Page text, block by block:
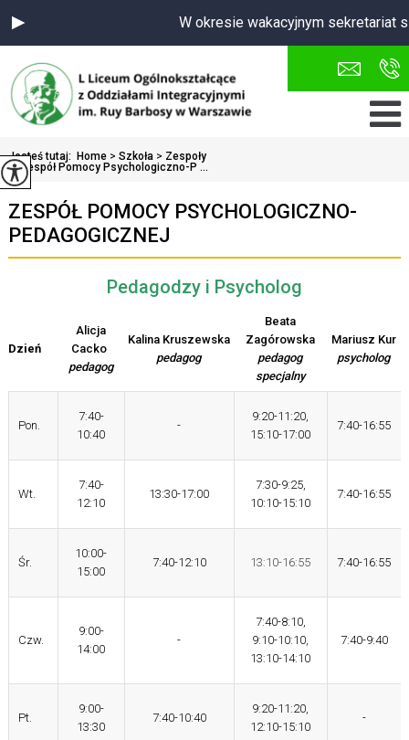
W okresie wakacyjnym sekretariat
Jesteś tutaj: Home > Szkoła > Zespoły
> Zespół Pomocy Psychologiczno-P ...
ZESPÓŁ POMOCY PSYCHOLOGICZNO-
PEDAGOGICZNEJ
Pedagodzy i Psycholog
Dzień
Alicja
Cacko
pedagog
Kalina Kruszewska
pedagog
Beata
Zagórowska
pedagog
specjalny
Mariusz Kur
psycholog
Pon.
7:40-
10:40
-
9:20-11:20,
15:10-17:00
7:40-16:55
Wt.
7:40-
12:10
13:30-17:00
7:30-9:25,
10:10-15:10
7:40-16:55
Śr.
10:00-
15:00
7:40-12:10 13:10-16:55 7:40-16:55
Czw.
9:00-
14:00
-
7:40-8:10,
9:10-10:10,
13:10-14:10
7:40-9:40
Pt.
9:00-
13:30
7:40-10:40
9:20-11:20,
12:10-15:10
-